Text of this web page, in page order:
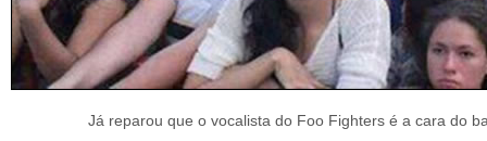
Já reparou que o vocalista do Foo Fighters é a cara do